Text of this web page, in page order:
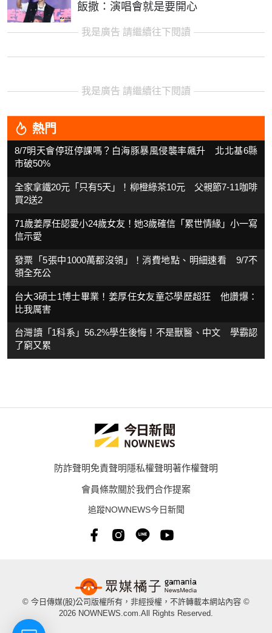
飯撒：演唱會就是要開心
我是廣告 請繼續往下閱讀
我是廣告 請繼續往下閱讀
熱門
8/7明天會停班停課嗎？白海豚暴風侵襲率飆升 北北基6縣
市破50%
全家拿鐵20元「只有5天」！柳橙綠茶10元 父親節7-11咖啡
買2送2
71歲姜厚任認愛小24歲女友！她3歲確信「累世情緣」小一寫
信示愛
發票「5張中1000萬都沒領」！消費地點、明細速看 9/7不
領全充公
台大3碩士1博士畢業！姜厚任女友童芯學歷超狂 他讚爆：
比我厲害
台灣讀「1科系」56.2%學生後悔！不是獸醫、中文 學霸認
了窮又累
防詐聲明免責聲明隱私權聲明著作權聲明
會員條款關於我們合作提案
追蹤NOWNEWS今日新聞
© 今日傳媒(股)公司版權所有，非經授權，不許轉載本網站內容 ©
2026 NOWNEWS.com.All Rights Reserved.